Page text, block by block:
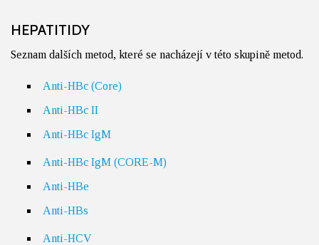
HEPATITIDY
Seznam dalších metod, které se nacházejí v této skupině metod.
Anti-HBc (Core)
Anti-HBc II
Anti-HBc IgM
Anti-HBc IgM (CORE-M)
Anti-HBe
Anti-HBs
Anti-HCV